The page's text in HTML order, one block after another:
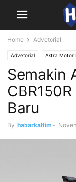
Home Advetorial
Advetorial Astra Motor
Semakin
Baru
By habarkaltim -